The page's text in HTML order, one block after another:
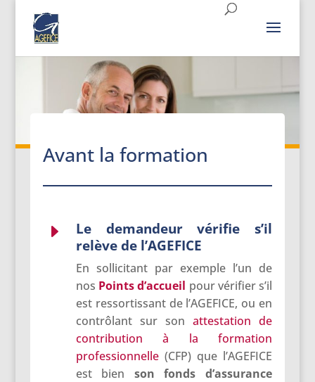
Avant la formation
E
Le demandeur vérifie s’il
relève de l’AGEFICE
En sollicitant par exemple l’un de
nos Pointsd’accueil pour vérifier s’il
est ressortissant de l’AGEFICE, ou en
contrôlant sur son attestation de
contribution à la formation
professionnelle(CFP) que l’AGEFICE
est bien son fonds d’assurance